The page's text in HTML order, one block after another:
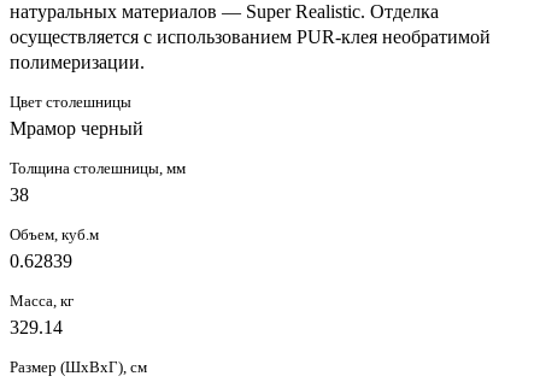
натуральных материалов — Super Realistic. Отделка
осуществляется с использованием PUR-клея необратимой
полимеризации.
Цвет столешницы
Мрамор черный
Толщина столешницы, мм
38
Объем, куб.м
0.62839
Масса, кг
329.14
Размер (ШxВxГ), см